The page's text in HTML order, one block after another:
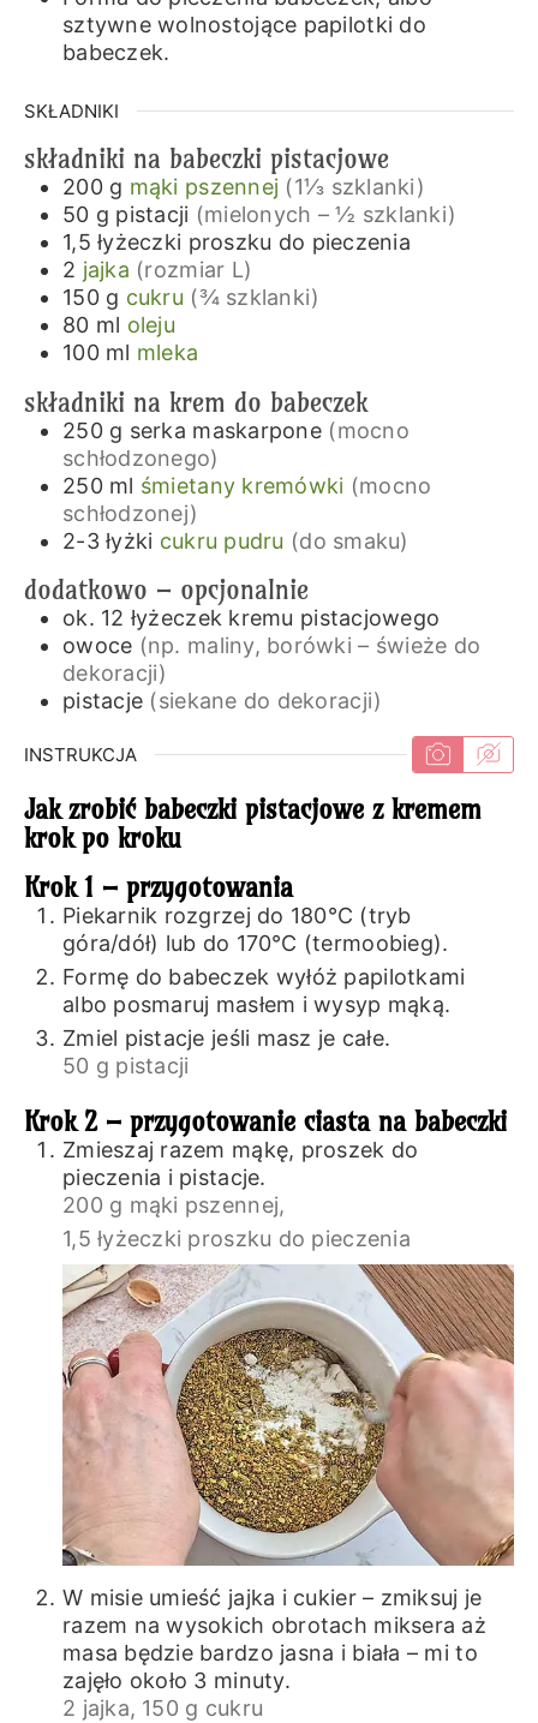
sztywne wolnostojące papilotki do
babeczek.
SKŁADNIKI
składniki na babeczki pistacjowe
200 g mąki pszennej (1⅓ szklanki)
50 g pistacji (mielonych – ½ szklanki)
1,5 łyżeczki proszku do pieczenia
2 jajka (rozmiar L)
150 g cukru (¾ szklanki)
80 ml oleju
100 ml mleka
składniki na krem do babeczek
250 g serka maskarpone (mocno
schłodzonego)
250 ml śmietany kremówki (mocno
schłodzonej)
2-3 łyżki cukru pudru (do smaku)
dodatkowo – opcjonalnie
ok. 12 łyżeczek kremu pistacjowego
owoce (np. maliny, borówki – świeże do
dekoracji)
pistacje (siekane do dekoracji)
INSTRUKCJA
Jak zrobić babeczki pistacjowe z kremem
krok po kroku
Krok 1 – przygotowania
Piekarnik rozgrzej do 180℃ (tryb
góra/dół) lub do 170℃ (termoobieg).
Formę do babeczek wyłóż papilotkami
albo posmaruj masłem i wysyp mąką.
Zmiel pistacje jeśli masz je całe.
50 g pistacji
Krok 2 – przygotowanie ciasta na babeczki
Zmieszaj razem mąkę, proszek do
pieczenia i pistacje.
200 g mąki pszennej,
1,5 łyżeczki proszku do pieczenia
W misie umieść jajka i cukier – zmiksuj je
razem na wysokich obrotach miksera aż
masa będzie bardzo jasna i biała – mi to
zajęło około 3 minuty.
2 jajka, 150 g cukru